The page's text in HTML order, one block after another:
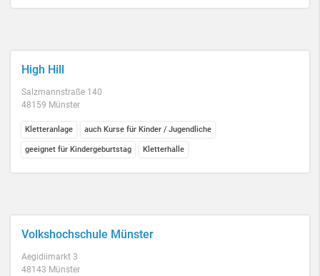
High Hill
Salzmannstraße 140
48159 Münster
Kletteranlage auch Kurse für Kinder / Jugendliche
geeignet für Kindergeburtstag Kletterhalle
Volkshochschule Münster
Aegidiimarkt 3
48143 Münster